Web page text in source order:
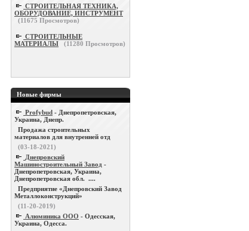
СТРОИТЕЛЬНАЯ ТЕХНИКА,
ОБОРУДОВАНИЕ, ИНСТРУМЕНТ
(11675 Просмотров)
СТРОИТЕЛЬНЫЕ
МАТЕРИАЛЫ
(11280 Просмотров)
Новые фирмы
Profybud - Днепропетровская,
Украина, Днепр.
Продажа строительных
материалов для внутренней отд
(03-18-2021)
Днепровский
Машиностроительный Завод -
Днепропетровская, Украина,
Днепропетровская обл. ....
Предприятие «Днепровский Завод
Металлоконструкций»
(11-20-2019)
Алюминика ООО - Одесская,
Украина, Одесса.